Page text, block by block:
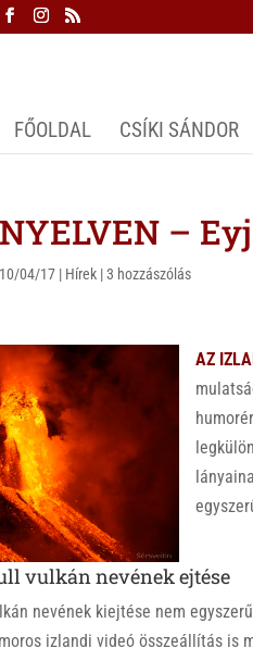
FŐOLDAL CSÍKI SÁNDOR
–
04/17 | Hírek |3 hozzászólás
AZ
vulkán nevének ejtése
nevének kiejtése nem
izlandi videó összeállítás is